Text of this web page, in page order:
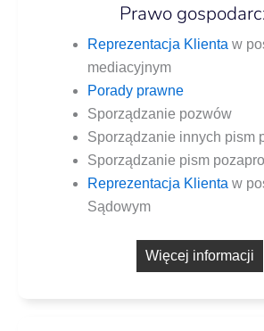
Prawo
Repre­zen­ta­cja Klien­ta w
mediacyjnym
Pora­dy prawne
Spo­rzą­dza­nie pozwów
Spo­rzą­dza­nie innych pism
Spo­rzą­dza­nie pism
Repre­zen­ta­cja Klien­ta w
Sądowym
Wię­cej informacji